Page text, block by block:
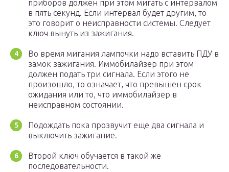
приборов должен при этом мигать с интервалом
в пять секунд. Если интервал будет другим, то
это говорит о неисправности системы. Следует
ключ вынуть из зажигания.
Во время мигания лампочки надо вставить ПДУ в
замок зажигания. Иммобилайзер при этом
должен подать три сигнала. Если этого не
произошло, то означает, что превышен срок
ожидания или то, что иммобилайзер в
неисправном состоянии.
Подождать пока прозвучит еще два сигнала и
выключить зажигание.
Второй ключ обучается в такой же
последовательности.